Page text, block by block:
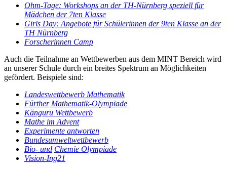
Ohm-Tage: Workshops an der TH-Nürnberg speziell für
Mädchen der 7ten Klasse
Girls Day: Angebote für Schülerinnen der 9ten Klasse an der
TH Nürnberg
Forscherinnen Camp
Auch die Teilnahme an Wettbewerben aus dem MINT Bereich wird
an unserer Schule durch ein breites Spektrum an Möglichkeiten
gefördert. Beispiele sind:
Landeswettbewerb Mathematik
Fürther Mathematik-Olympiade
Känguru Wettbewerb
Mathe im Advent
Experimente antworten
Bundesumweltwettbewerb
Bio- und Chemie Olympiade
Vision-Ing21